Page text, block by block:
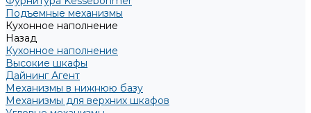
Подъемные механизмы
Кухонное наполнение
Назад
Кухонное наполнение
Высокие шкафы
Дайнинг Агент
Механизмы в нижнюю базу
Механизмы для верхних шкафов